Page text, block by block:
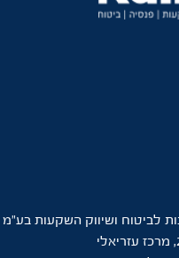
לביטוח ושיווק השקעות בע"מ